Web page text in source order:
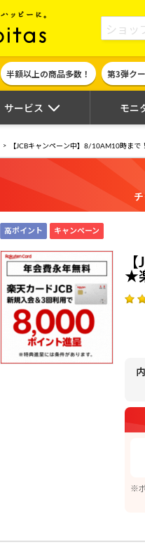
ポイント貯めて現金やギ
半額以上の商品多数！ 第3弾ク
サービス モニ
【JCBキャンペーン中】8/10AM10時ま
高ポイント キャンペーン
★
※